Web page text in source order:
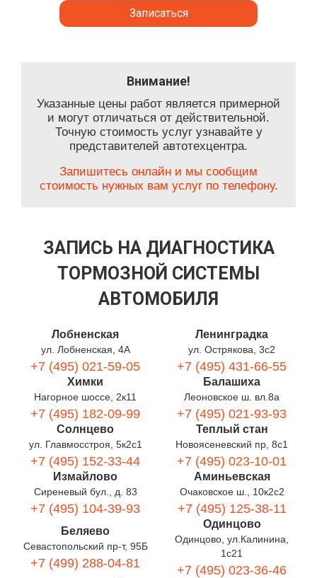
Записаться
Внимание!
Указанные цены работ является примерной
и могут отличаться от действительной.
Точную стоимость услуг узнавайте у
представителей автотехцентра.
Запишитесь онлайн и мы сообщим
стоимость нужных вам услуг по телефону.
ЗАПИСЬ НА ДИАГНОСТИКА
ТОРМОЗНОЙ СИСТЕМЫ
АВТОМОБИЛЯ
Лобненская
ул. Лобненская, 4А
+7 (495) 021-59-05
Ленинградка
ул. Острякова, 3с2
+7 (495) 431-66-55
Химки
Нагорное шоссе, 2к11
+7 (495) 182-09-99
Балашиха
Леоновское ш. вл.8а
+7 (495) 021-93-93
Солнцево
ул. Главмосстроя, 5к2с1
+7 (495) 152-33-44
Теплый стан
Новоясеневский пр, 8с1
+7 (495) 023-10-01
Измайлово
Сиреневый бул., д. 83
+7 (495) 104-39-93
Аминьевская
Очаковское ш., 10к2с2
+7 (495) 125-38-11
Беляево
Севастопольский пр-т, 95Б
+7 (499) 288-04-81
Одинцово
Одинцово, ул.Калинина,
1с21
+7 (495) 023-36-46